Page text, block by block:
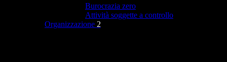
Burocrazia zero
Attività soggette a controllo
Organizzazione 2